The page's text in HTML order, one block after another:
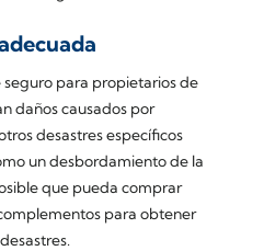
seguro para propietarios de
daños causados por
desastres específicos
un desbordamiento de la
que pueda comprar
para obtener